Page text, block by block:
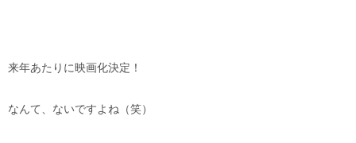
来年あたりに映画化決定！
なんて、ないですよね（笑）